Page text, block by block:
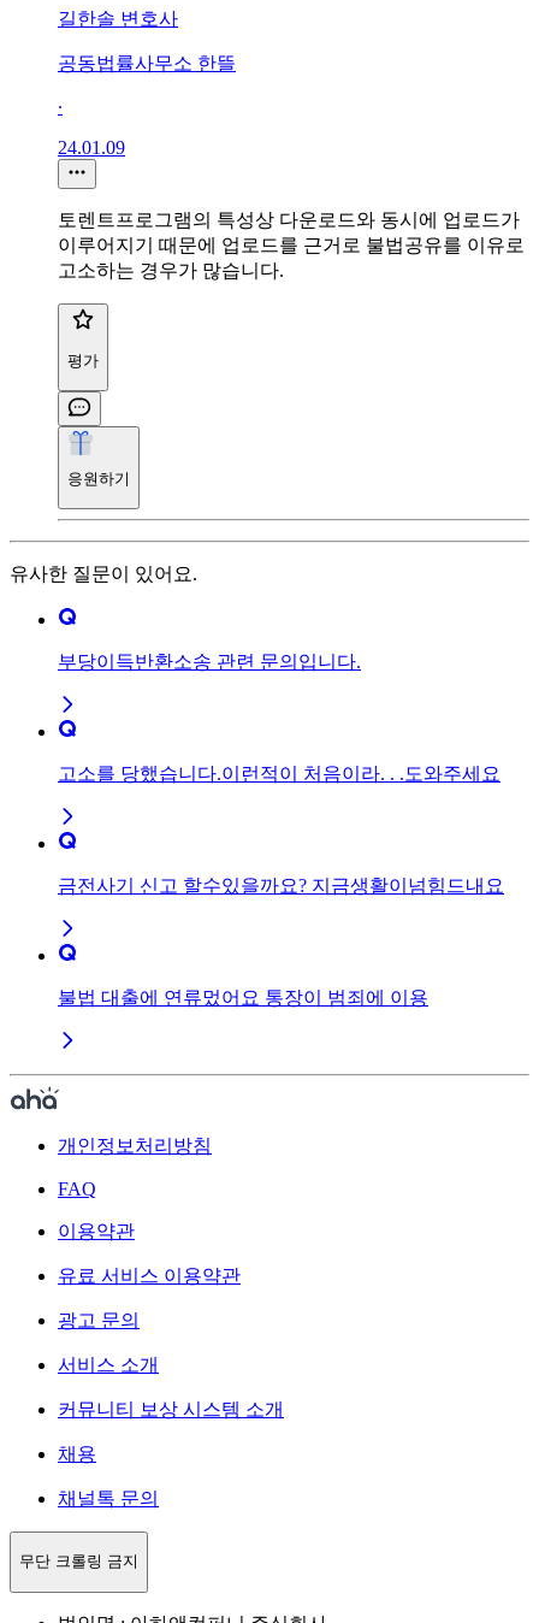
길한솔 변호사
공동법률사무소 한뜰
∙
24.01.09
토렌트프로그램의 특성상 다운로드와 동시에 업로드가
이루어지기 때문에 업로드를 근거로 불법공유를 이유로
고소하는 경우가 많습니다.
평가
응원하기
유사한 질문이 있어요.
부당이득반환소송 관련 문의입니다.
고소를 당했습니다.이런적이 처음이라. . .도와주세요
금전사기 신고 할수있을까요? 지금생활이넘힘드내요
불법 대출에 연류멌어요 통장이 범죄에 이용
개인정보처리방침
FAQ
이용약관
유료 서비스 이용약관
광고 문의
서비스 소개
커뮤니티 보상 시스템 소개
채용
채널톡 문의
무단 크롤링 금지